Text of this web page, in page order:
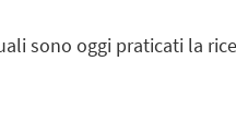
sono oggi praticati la